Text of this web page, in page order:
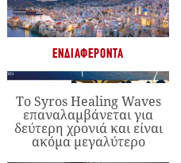
ΕΝΔΙΑΦΈΡΟΝΤΑ
Το Syros Healing Waves
επαναλαμβάνεται για
δεύτερη χρονιά και είναι
ακόμα μεγαλύτερο